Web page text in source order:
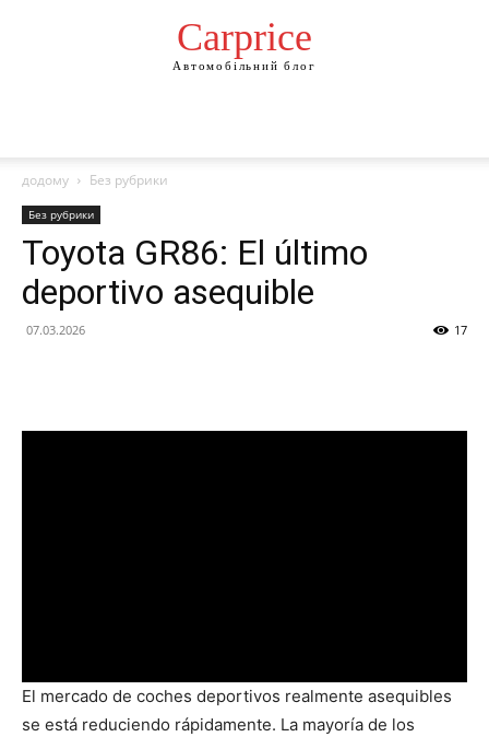
Сarprice
Автомобільний блог
додому Без рубрики
Без рубрики
Toyota GR86: El último
deportivo asequible
07.03.2026 17
El mercado de coches deportivos realmente asequibles
se está reduciendo rápidamente. La mayoría de los